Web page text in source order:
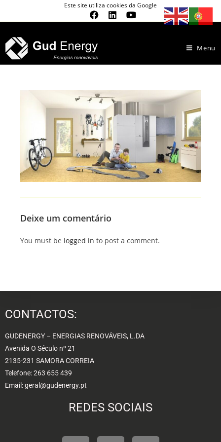
Este site utiliza cookies da Google
Menu
Deixe um comentário
You must be logged in to post a comment.
CONTACTOS:
GUDENERGY – ENERGIAS RENOVÁVEIS, L.DA
Avenida O Século nº 21
2135-231 SAMORA CORREIA
Telefone: 263 655 439
Email: geral@gudenergy.pt
REDES SOCIAIS